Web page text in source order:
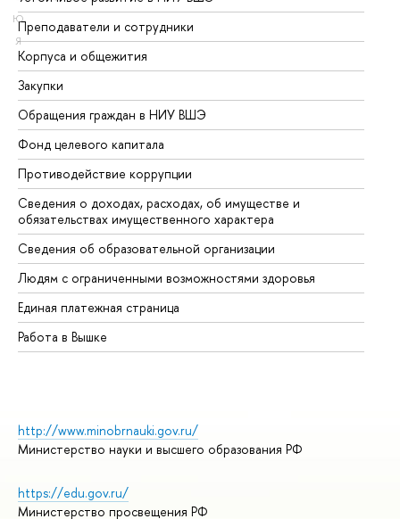
Ю
Я
Преподаватели и сотрудники
Корпуса и общежития
Закупки
Обращения граждан в НИУ ВШЭ
Фонд целевого капитала
Противодействие коррупции
Сведения о доходах, расходах, об имуществе и
обязательствах имущественного характера
Сведения об образовательной организации
Людям с ограниченными возможностями здоровья
Единая платежная страница
Работа в Вышке
http://www.minobrnauki.gov.ru/
Министерство науки и высшего образования РФ
https://edu.gov.ru/
Министерство просвещения РФ